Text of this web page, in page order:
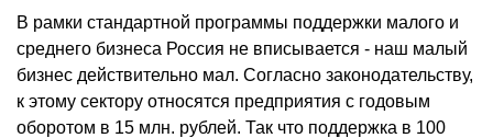
В рамки стандартной программы поддержки малого и
среднего бизнеса Россия не вписывается - наш малый
бизнес действительно мал. Согласно законодательству,
к этому сектору относятся предприятия с годовым
оборотом в 15 млн. рублей. Так что поддержка в 100